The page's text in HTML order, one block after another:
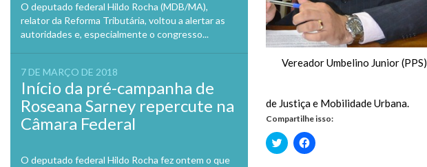
O deputado federal Hildo Rocha (MDB/MA),
relator da Reforma Tributária, voltou a alertar as
autoridades e, especialmente o congresso...
7 DE MARÇO DE 2018
Início da pré-campanha de
Roseana Sarney repercute na
Câmara Federal
O deputado federal Hildo Rocha fez ontem o que
Vereador Umbelino Junior (PPS)
de Justiça e Mobilidade Urbana.
Compartilhe isso:
Clique
para
Clique
para